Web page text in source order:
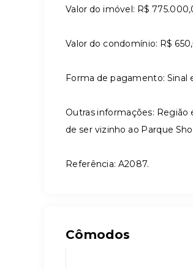
Valor do imóvel: R$
Valor do condomínio: R$
Forma de pagamento: Sinal
Outras informações:
de ser vizinho ao Parque
Referência: A2087.
Cômodos